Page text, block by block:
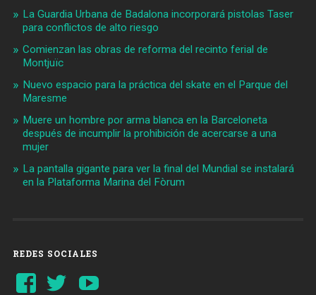
La Guardia Urbana de Badalona incorporará pistolas Taser
para conflictos de alto riesgo
Comienzan las obras de reforma del recinto ferial de
Montjuïc
Nuevo espacio para la práctica del skate en el Parque del
Maresme
Muere un hombre por arma blanca en la Barceloneta
después de incumplir la prohibición de acercarse a una
mujer
La pantalla gigante para ver la final del Mundial se instalará
en la Plataforma Marina del Fòrum
REDES SOCIALES
Ver
perfil
Ver
perfil